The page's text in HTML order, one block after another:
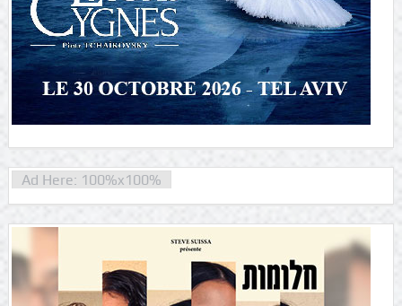
Ad Here: 100%x100%